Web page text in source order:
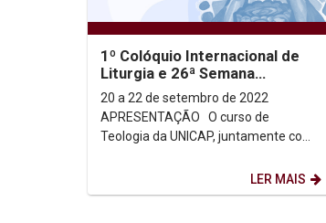
1º Colóquio Internacional de
Liturgia e 26ª Semana
Teológica da Unicap
20 a 22 de setembro de 2022
APRESENTAÇÃO O curso de
Teologia da UNICAP, juntamente com
LER MAIS